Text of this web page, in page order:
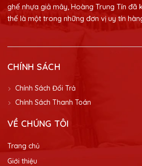
ghế nhựa giả mây, Hoàng Trung Tín đã
thế là một trong những đơn vị uy tín
CHÍNH SÁCH
Chính Sách Đổi Trả
Chính Sách Thanh Toán
VỀ CHÚNG TÔI
Trang chủ
Giới thiệu